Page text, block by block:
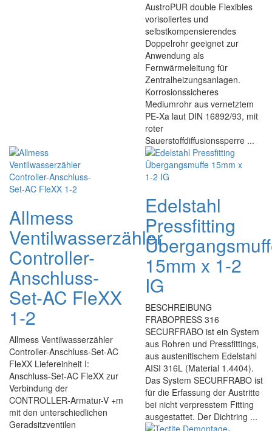
AustroPUR double Flexibles
vorisoliertes und
selbstkompensierendes
Doppelrohr geeignet zur
Anwendung als
Fernwärmeleitung für
Zentralheizungsanlagen.
Korrosionssicheres
Mediumrohr aus vernetztem
PE-Xa laut DIN 16892/93, mit
roter
Sauerstoffdiffusionssperre ...
Allmess
Ventilwasserzähler
Controller-
Anschluss-
Set-AC FleXX
1-2
Allmess Ventilwasserzähler
Controller-Anschluss-Set-AC
FleXX Liefereinheit I:
Anschluss-Set-AC FleXX zur
Verbindung der
CONTROLLER-Armatur-V +m
mit den unterschiedlichen
Geradsitzventilen
Edelstahl
Pressfitting
15mm x 1-2
IG
BESCHREIBUNG
FRABOPRESS 316
SECURFRABO ist ein System
aus Rohren und Pressfittings,
aus austenitischem Edelstahl
AISI 316L (Material 1.4404).
Das System SECURFRABO ist
für die Erfassung der Austritte
bei nicht verpresstem Fitting
ausgestattet. Der Dichtring ...